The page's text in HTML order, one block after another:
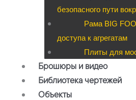
безопасного пути
Рама BIG
доступа к агрегатам
Плиты для
Брошюры и видео
Библиотека чертежей
Объекты